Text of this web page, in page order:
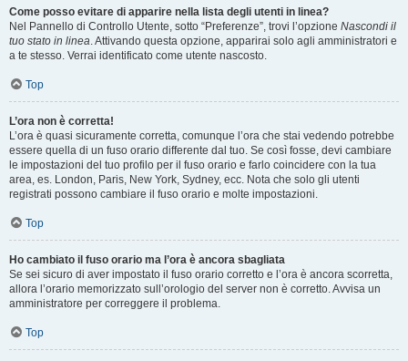
Come posso evitare di apparire nella lista degli utenti in linea?
Nel Pannello di Controllo Utente, sotto “Preferenze”, trovi l’opzione Nascondi il
tuo stato in linea. Attivando questa opzione, apparirai solo agli amministratori e
a te stesso. Verrai identificato come utente nascosto.
Top
L’ora non è corretta!
L’ora è quasi sicuramente corretta, comunque l’ora che stai vedendo potrebbe
essere quella di un fuso orario differente dal tuo. Se così fosse, devi cambiare
le impostazioni del tuo profilo per il fuso orario e farlo coincidere con la tua
area, es. London, Paris, New York, Sydney, ecc. Nota che solo gli utenti
registrati possono cambiare il fuso orario e molte impostazioni.
Top
Ho cambiato il fuso orario ma l’ora è ancora sbagliata
Se sei sicuro di aver impostato il fuso orario corretto e l’ora è ancora scorretta,
allora l’orario memorizzato sull’orologio del server non è corretto. Avvisa un
amministratore per correggere il problema.
Top